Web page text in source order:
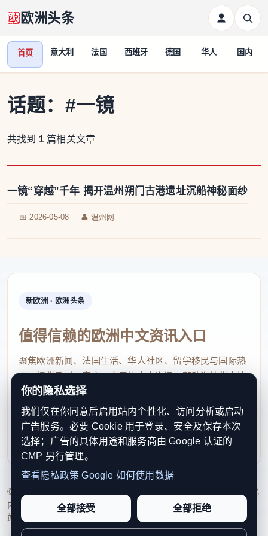
欧洲头条
首页 意大利 法国 西班牙 德国 华人 国内
话题： #一镜
共找到 1 篇相关文章
一镜“穿越”千年 揭开温州朔门古港遗址沉船神秘面纱
📅 2026-05-08 👤 温州网
新欧洲 · 欧洲头条
值得信赖的欧洲中文资讯入口
聚焦欧洲新闻、法国生活、华人社区、留学移民与国际热
点，提供及时、真实、实用的中文资讯，帮助海外华人快
速了解欧洲动态。
contact@xinouzhou.com
服务支持、版权与合作：工作日优先处理站务、投稿与权
利通知
© 2026 新欧洲·欧洲头条. All Rights Reserved. 本网站持续优化
内容透明度、联系方式与用户权利说明，以提升品牌信任感和
站点完整度。
你的隐私选择
我们仅在你同意后启用站内个性化、访问分析或启动
广告服务。必要 Cookie 用于登录、安全及保存本次
选择；广告的具体用途和服务商由 Google 认证的
CMP 另行管理。
查看隐私政策 Google 如何使用数据
全部接受 全部拒绝